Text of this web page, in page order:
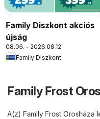
Family Diszkont akciós
újság
08.06. - 2026.08.12.
Family Diszkont
Family Frost
A(z) Family Frost Orosháza